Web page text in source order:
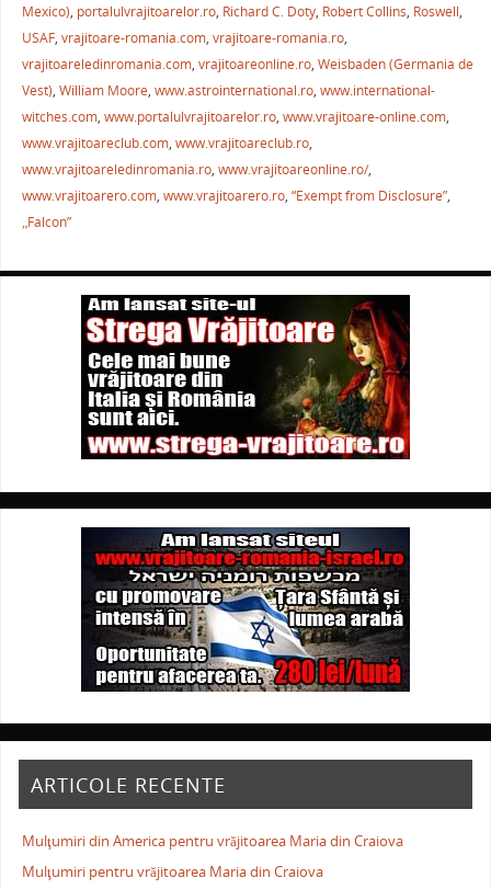
o
o
k
p
p
ză
Mexico), portalulvrajitoarelor.ro, Richard C. Doty, Robert Collins, Roswell,
USAF, vrajitoare-romania.com, vrajitoare-romania.ro,
vrajitoareledinromania.com, vrajitoareonline.ro, Weisbaden (Germania de
Vest), William Moore, www.astrointernational.ro, www.international-
witches.com, www.portalulvrajitoarelor.ro, www.vrajitoare-online.com,
www.vrajitoareclub.com, www.vrajitoareclub.ro,
www.vrajitoareledinromania.ro, www.vrajitoareonline.ro/,
www.vrajitoarero.com, www.vrajitoarero.ro, “Exempt from Disclosure”,
„Falcon”
ARTICOLE RECENTE
Mulţumiri din America pentru vrăjitoarea Maria din Craiova
Mulţumiri pentru vrăjitoarea Maria din Craiova